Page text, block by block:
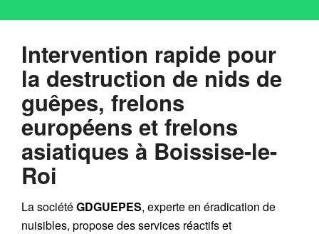
Intervention rapide pour
la destruction de nids de
guêpes, frelons
européens et frelons
asiatiques à Boissise-le-
Roi
La sociétéGDGUEPES, experte en éradication de
nuisibles, propose des services réactifs et